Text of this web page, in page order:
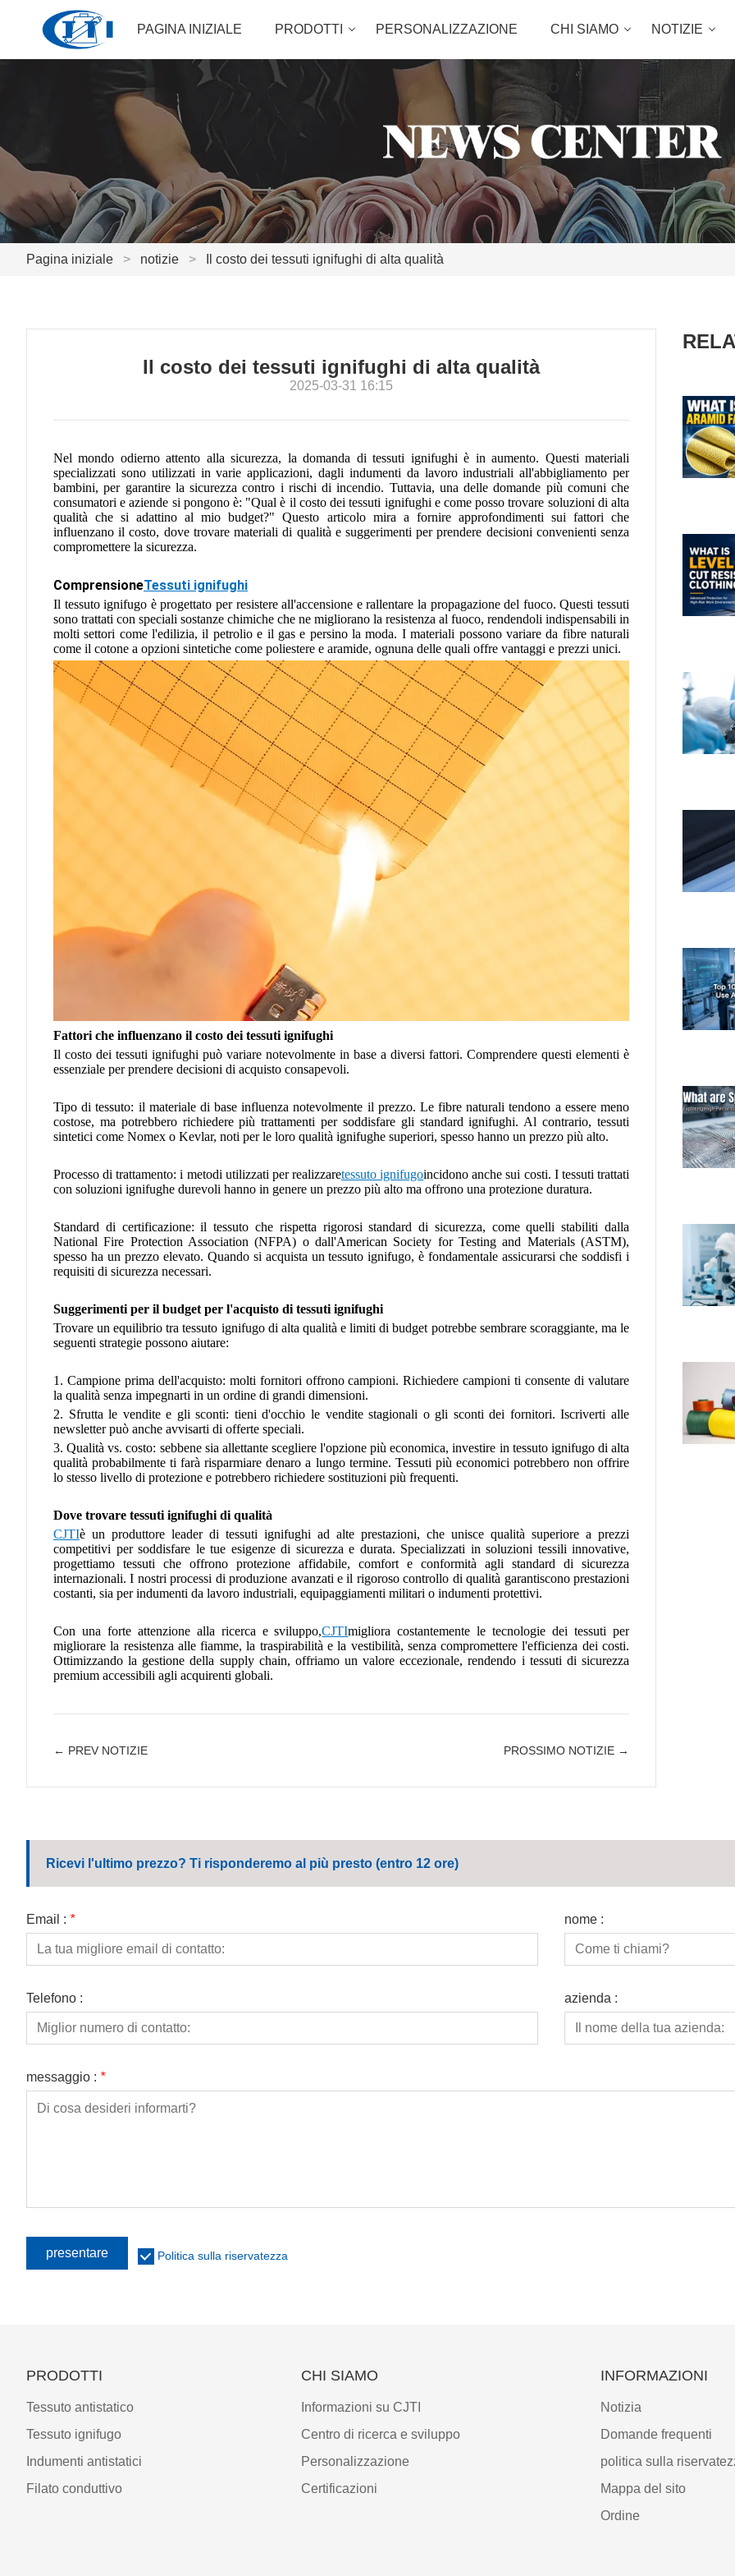
PAGINA INIZIALE PRODOTTI PERSONALIZZAZIONE CHI SIAMO NOTIZIE
VIDEO
Pagina iniziale > notizie > Il costo dei tessuti ignifughi di alta qualità
Il costo dei tessuti ignifughi di alta qualità
2025-03-31 16:15
Nel mondo odierno attento alla sicurezza, la domanda di tessuti ignifughi è in aumento. Questi materiali
specializzati sono utilizzati in varie applicazioni, dagli indumenti da lavoro industriali all'abbigliamento per
bambini, per garantire la sicurezza contro i rischi di incendio. Tuttavia, una delle domande più comuni che
consumatori e aziende si pongono è: "Qual è il costo dei tessuti ignifughi e come posso trovare soluzioni di alta
qualità che si adattino al mio budget?" Questo articolo mira a fornire approfondimenti sui fattori che
influenzano il costo, dove trovare materiali di qualità e suggerimenti per prendere decisioni convenienti senza
compromettere la sicurezza.
ComprensioneTessuti ignifughi
Il tessuto ignifugo è progettato per resistere all'accensione e rallentare la propagazione del fuoco. Questi tessuti
sono trattati con speciali sostanze chimiche che ne migliorano la resistenza al fuoco, rendendoli indispensabili in
molti settori come l'edilizia, il petrolio e il gas e persino la moda. I materiali possono variare da fibre naturali
come il cotone a opzioni sintetiche come poliestere e aramide, ognuna delle quali offre vantaggi e prezzi unici.
Fattori che influenzano il costo dei tessuti ignifughi
Il costo dei tessuti ignifughi può variare notevolmente in base a diversi fattori. Comprendere questi elementi è
essenziale per prendere decisioni di acquisto consapevoli.
Tipo di tessuto: il materiale di base influenza notevolmente il prezzo. Le fibre naturali tendono a essere meno
costose, ma potrebbero richiedere più trattamenti per soddisfare gli standard ignifughi. Al contrario, tessuti
sintetici come Nomex o Kevlar, noti per le loro qualità ignifughe superiori, spesso hanno un prezzo più alto.
Processo di trattamento: i metodi utilizzati per realizzaretessuto ignifugoincidono anche sui costi. I tessuti trattati
con soluzioni ignifughe durevoli hanno in genere un prezzo più alto ma offrono una protezione duratura.
Standard di certificazione: il tessuto che rispetta rigorosi standard di sicurezza, come quelli stabiliti dalla
National Fire Protection Association (NFPA) o dall'American Society for Testing and Materials (ASTM),
spesso ha un prezzo elevato. Quando si acquista un tessuto ignifugo, è fondamentale assicurarsi che soddisfi i
requisiti di sicurezza necessari.
Suggerimenti per il budget per l'acquisto di tessuti ignifughi
Trovare un equilibrio tra tessuto ignifugo di alta qualità e limiti di budget potrebbe sembrare scoraggiante, ma le
seguenti strategie possono aiutare:
1. Campione prima dell'acquisto: molti fornitori offrono campioni. Richiedere campioni ti consente di valutare
la qualità senza impegnarti in un ordine di grandi dimensioni.
2. Sfrutta le vendite e gli sconti: tieni d'occhio le vendite stagionali o gli sconti dei fornitori. Iscriverti alle
newsletter può anche avvisarti di offerte speciali.
3. Qualità vs. costo: sebbene sia allettante scegliere l'opzione più economica, investire in tessuto ignifugo di alta
qualità probabilmente ti farà risparmiare denaro a lungo termine. Tessuti più economici potrebbero non offrire
lo stesso livello di protezione e potrebbero richiedere sostituzioni più frequenti.
Dove trovare tessuti ignifughi di qualità
CJTIè un produttore leader di tessuti ignifughi ad alte prestazioni, che unisce qualità superiore a prezzi
competitivi per soddisfare le tue esigenze di sicurezza e durata. Specializzati in soluzioni tessili innovative,
progettiamo tessuti che offrono protezione affidabile, comfort e conformità agli standard di sicurezza
internazionali. I nostri processi di produzione avanzati e il rigoroso controllo di qualità garantiscono prestazioni
costanti, sia per indumenti da lavoro industriali, equipaggiamenti militari o indumenti protettivi.
Con una forte attenzione alla ricerca e sviluppo,CJTImigliora costantemente le tecnologie dei tessuti per
migliorare la resistenza alle fiamme, la traspirabilità e la vestibilità, senza compromettere l'efficienza dei costi.
Ottimizzando la gestione della supply chain, offriamo un valore eccezionale, rendendo i tessuti di sicurezza
premium accessibili agli acquirenti globali.
← PREV NOTIZIE PROSSIMO NOTIZIE →
Ricevi l'ultimo prezzo? Ti risponderemo al più presto (entro 12 ore)
Email : * nome :
Telefono : azienda :
messaggio : *
presentare Politica sulla riservatezza
PRODOTTI
Tessuto antistatico
Tessuto ignifugo
Indumenti antistatici
Filato conduttivo
CHI SIAMO
Informazioni su CJTI
Centro di ricerca e sviluppo
Personalizzazione
Certificazioni
INFORMAZIONI
Notizia
Domande frequenti
politica sulla
Mappa del sito
Ordine